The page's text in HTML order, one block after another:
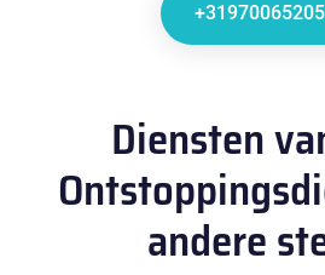
Diensten
andere